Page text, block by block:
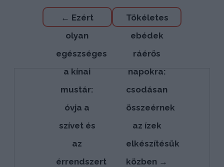
Bejegyzés
navigáció
← Ezért
olyan
egészséges
a kínai
mustár:
óvja a
szívet és
az
érrendszert
Tökéletes
ebédek
ráérős
napokra:
csodásan
összeérnek
az ízek
elkészítésük
közben →